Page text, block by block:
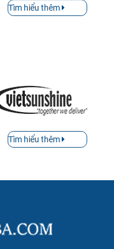
Tìm hiểu thêm
Tìm hiểu thêm